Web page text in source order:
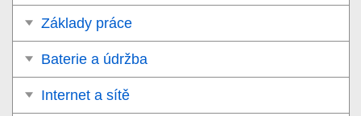
Základy práce
Baterie a údržba
Internet a sítě